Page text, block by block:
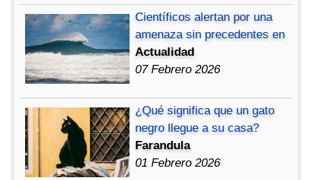
Científicos alertan por una
amenaza sin precedentes en
Actualidad
07 Febrero 2026
¿Qué significa que un gato
negro llegue a su casa?
Farandula
01 Febrero 2026